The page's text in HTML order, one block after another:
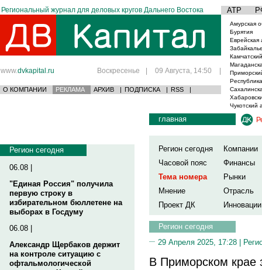
Региональный журнал для деловых кругов Дальнего Востока АТР
www.dvkapital.ru Воскресенье | 09 Августа, 14:50 |
О КОМПАНИИ РЕКЛАМА АРХИВ | ПОДПИСКА | RSS |
Амурская
Бурятия
Еврейская
Чукотский
Регион сегодня
06.08 |
"Единая Россия" получила
первую строку в
избирательном бюллетене на
выборах в Госдуму
06.08 |
Александр Щербаков держит
на контроле ситуацию с
офтальмологической
главная
Регион сегодня
Компании
Часовой пояс
Финансы
Тема номера
Рынки
Мнение
Отрасль
Проект ДК
Инновации
Регион сегодня
29 Апреля 2025, 17:28 |
В Приморском крае